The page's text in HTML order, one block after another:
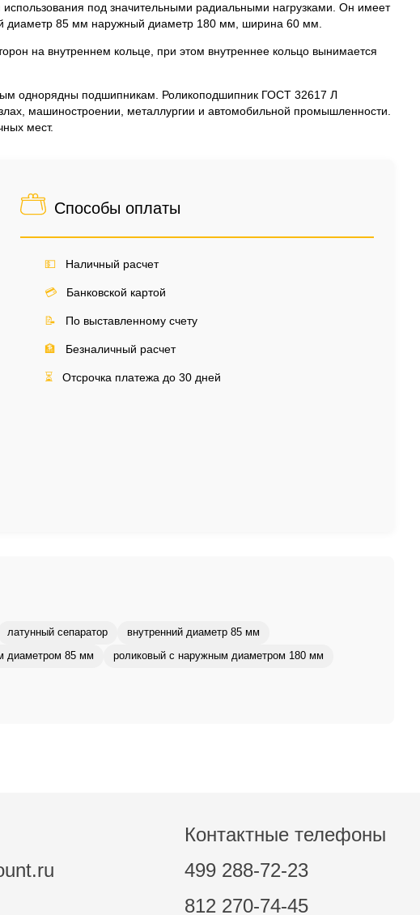
под значительными радиальными нагрузками. Он имеет
диаметр 85 мм наружный диаметр 180 мм, ширина 60 мм.
на внутреннем кольце, при этом внутреннее кольцо вынимается
однорядны подшипникам. Роликоподшипник ГОСТ 32617 Л
машиностроении, металлургии и автомобильной промышленности.
мест.
Способы оплаты
💵 Наличный расчет
💳 Банковской картой
📝 По выставленному счету
🏦 Безналичный расчет
⏳ Отсрочка платежа до 30 дней
латунный сепаратор внутренний диаметр 85 мм
диаметром 85 мм роликовый с наружным диаметром 180 мм
Контактные телефоны
499 288-72-23
812 270-74-45